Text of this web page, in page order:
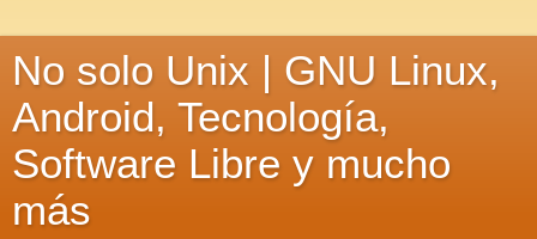
No solo Unix | GNU Linux,
Android, Tecnología,
Software Libre y mucho
más